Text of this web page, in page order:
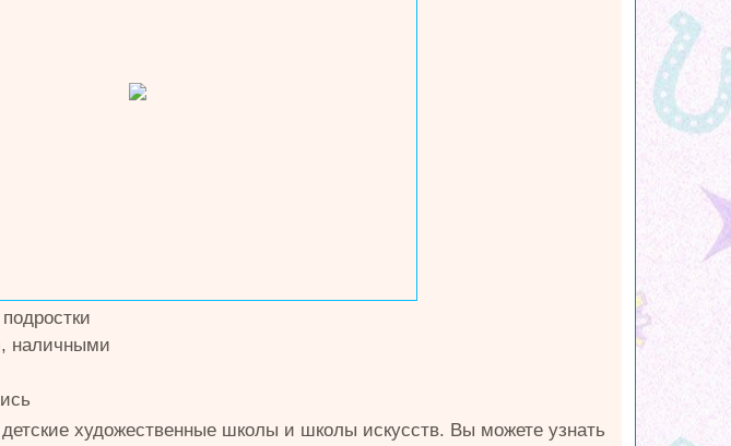
наличными
художественные школы и школы искусств. Вы можете узнать